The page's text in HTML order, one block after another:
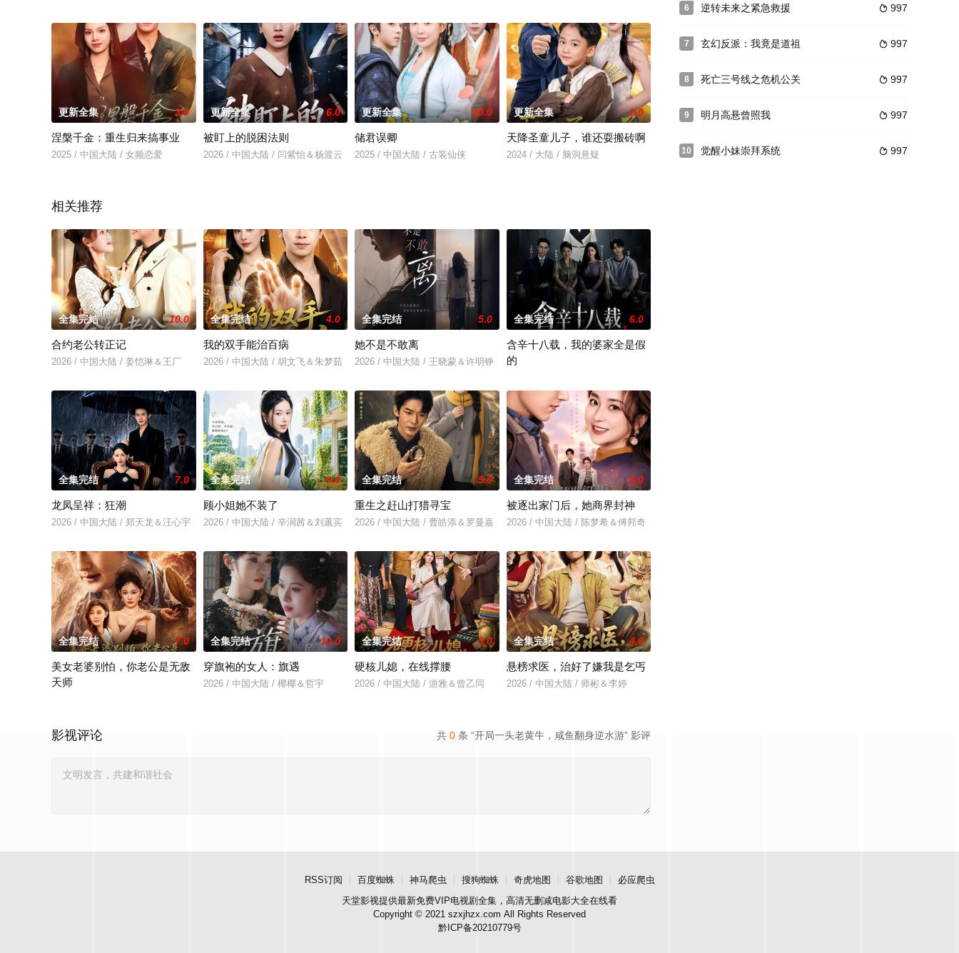
更新全集 3.0
涅槃千金：重生归来搞事业
2025 / 中国大陆 / 女频恋爱
更新全集 6.0
被盯上的脱困法则
2026 / 中国大陆 / 闫紫怡＆杨渡云
更新全集 10.0
储君误卿
2025 / 中国大陆 / 古装仙侠
更新全集 2.0
天降圣童儿子，谁还耍搬砖啊
2024 / 大陆 / 脑洞悬疑
相关推荐
全集完结 10.0
合约老公转正记
2026 / 中国大陆 / 姜恺琳＆王厂
全集完结 4.0
我的双手能治百病
2026 / 中国大陆 / 胡文飞＆朱梦茹
全集完结 5.0
她不是不敢离
2026 / 中国大陆 / 王晓蒙＆许明铮
全集完结 6.0
含辛十八载，我的婆家全是假
的
全集完结 7.0
龙凤呈祥：狂潮
2026 / 中国大陆 / 郑天龙＆汪心宇
全集完结 9.0
顾小姐她不装了
2026 / 中国大陆 / 辛润茜＆刘蕙宾
全集完结 5.0
重生之赶山打猎寻宝
2026 / 中国大陆 / 曹皓添＆罗曼嘉
全集完结 5.0
被逐出家门后，她商界封神
2026 / 中国大陆 / 陈梦希＆傅邦奇
全集完结 7.0
美女老婆别怕，你老公是无敌
天师
全集完结 10.0
穿旗袍的女人：旗遇
2026 / 中国大陆 / 椰椰＆哲宇
全集完结 3.0
硬核儿媳，在线撑腰
2026 / 中国大陆 / 游雅＆曾乙同
全集完结 4.0
悬榜求医，治好了嫌我是乞丐
2026 / 中国大陆 / 师彬＆李婷
共 0 条 “开局一头老黄牛，咸鱼翻身逆水游” 影评
影视评论
6  997
逆转未来之紧急救援
7  997
玄幻反派：我竟是道祖
8  997
死亡三号线之危机公关
9  997
明月高悬曾照我
10  997
觉醒小妹崇拜系统
RSS订阅 百度蜘蛛 神马爬虫 搜狗蜘蛛 奇虎地图 谷歌地图
必应爬虫
天堂影视提供最新免费VIP电视剧全集，高清无删减电影大全在线看
Copyright © 2021 szxjhzx.com All Rights Reserved
黔ICP备20210779号